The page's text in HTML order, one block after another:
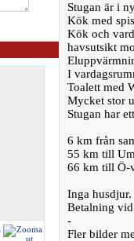
Stugan är i
Kök med
Kök och
havsutsikt
I
Toalett med
Mycket stor
Stugan har
6 km från
55 km till
66 km till Ö-
Inga
Betalning
-
Fler bilder